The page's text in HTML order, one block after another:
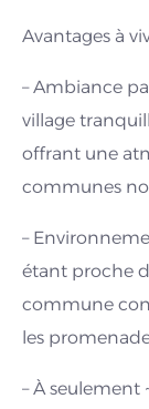
Avantages à
– Ambiance
village
offrant une
communes
–
étant proche
commune
les
– À seulement